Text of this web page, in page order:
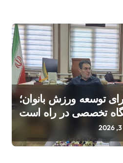
توسعه ورزش بانوان؛
تخصصی در راه است